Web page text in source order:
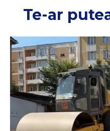
Te-ar